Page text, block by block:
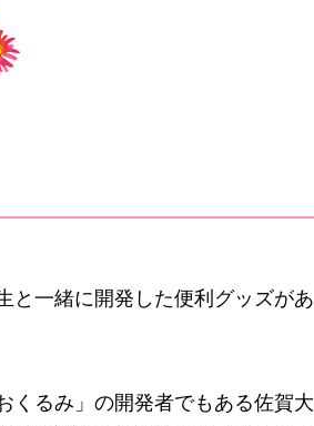
と一緒に開発した便利グッズがあ
くるみ」の開発者でもある佐賀大